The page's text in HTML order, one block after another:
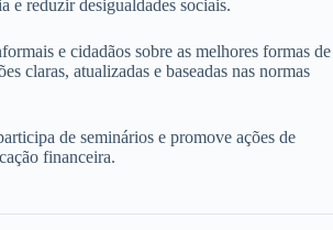
e reduzir desigualdades sociais.
e cidadãos sobre as melhores formas de
claras, atualizadas e baseadas nas normas
de seminários e promove ações de
financeira.